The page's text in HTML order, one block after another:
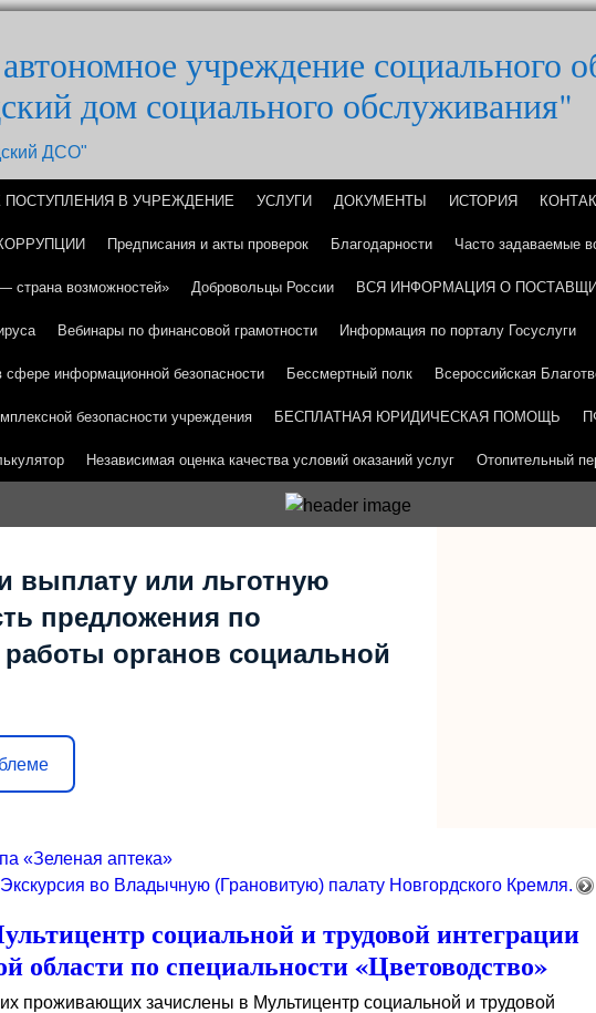
учреждение социального
дом социального обслуживания"
ДСО"
ПОСТУПЛЕНИЯ В УЧРЕЖДЕНИЕ УСЛУГИ ДОКУМЕНТЫ ИСТОРИЯ
Предписания и акты проверок Благодарности Часто задаваемые
страна возможностей» Добровольцы России ВСЯ ИНФОРМАЦИЯ О
Вебинары по финансовой грамотности Информация по порталу Госуслуги
сфере информационной безопасности Бессмертный полк Всероссийская
безопасности учреждения БЕСПЛАТНАЯ ЮРИДИЧЕСКАЯ ПОМОЩЬ
Независимая оценка качества условий оказаний услуг Отопительный
выплату или льготную
предложения по
органов социальной
«Зеленая аптека»
Экскурсия во Владычную (Грановитую) палату Новгордского Кремля.
социальной и трудовой интеграции
области по специальности «Цветоводство»
проживающих зачислены в Мультицентр социальной и трудовой